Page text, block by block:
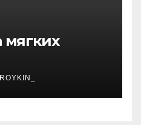
мягких